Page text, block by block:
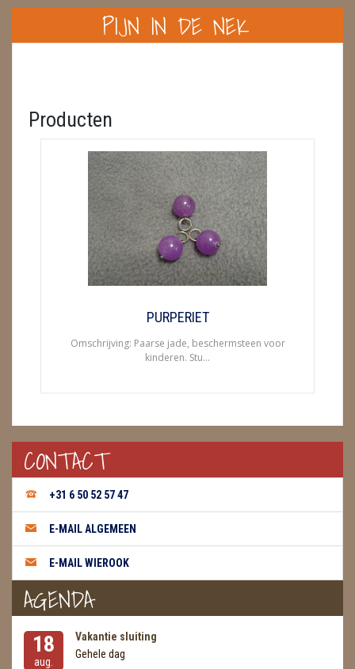
BOEKEN & KAARTEN E.A.R.T.H.
BOLLEN
CADEAUBONNEN
FENG SHUI
GEODE 'S / STANDAARDS
HANGERS
KAARSEN
RUWE STENEN
SCHEDELS / SKULLS
PIJN IN DE NEK
Producten
PURPERIET
Omschrijving: Paarse jade, beschermsteen voor
kinderen. Stu...
CONTACT
+31 6 50 52 57 47
E-MAIL ALGEMEEN
E-MAIL WIEROOK
AGENDA
18
aug.
Vakantie sluiting
Gehele dag